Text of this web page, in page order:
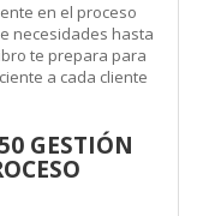
en el proceso
necesidades hasta
te prepara para
a cada cliente
GESTIÓN